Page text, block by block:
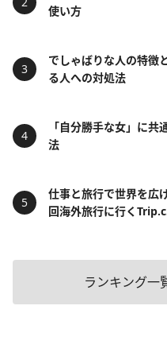
使い方
でしゃばりな人の特徴
る人への対処法
「自分勝手な女」に
法
仕事と旅行で世界を広
回海外旅行に行く
ランキング一